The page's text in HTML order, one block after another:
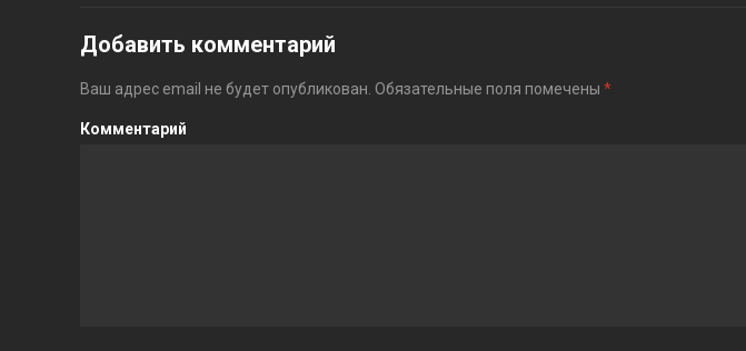
Добавить комментарий
Ваш адрес email не будет опубликован. Обязательные поля помечены *
Комментарий